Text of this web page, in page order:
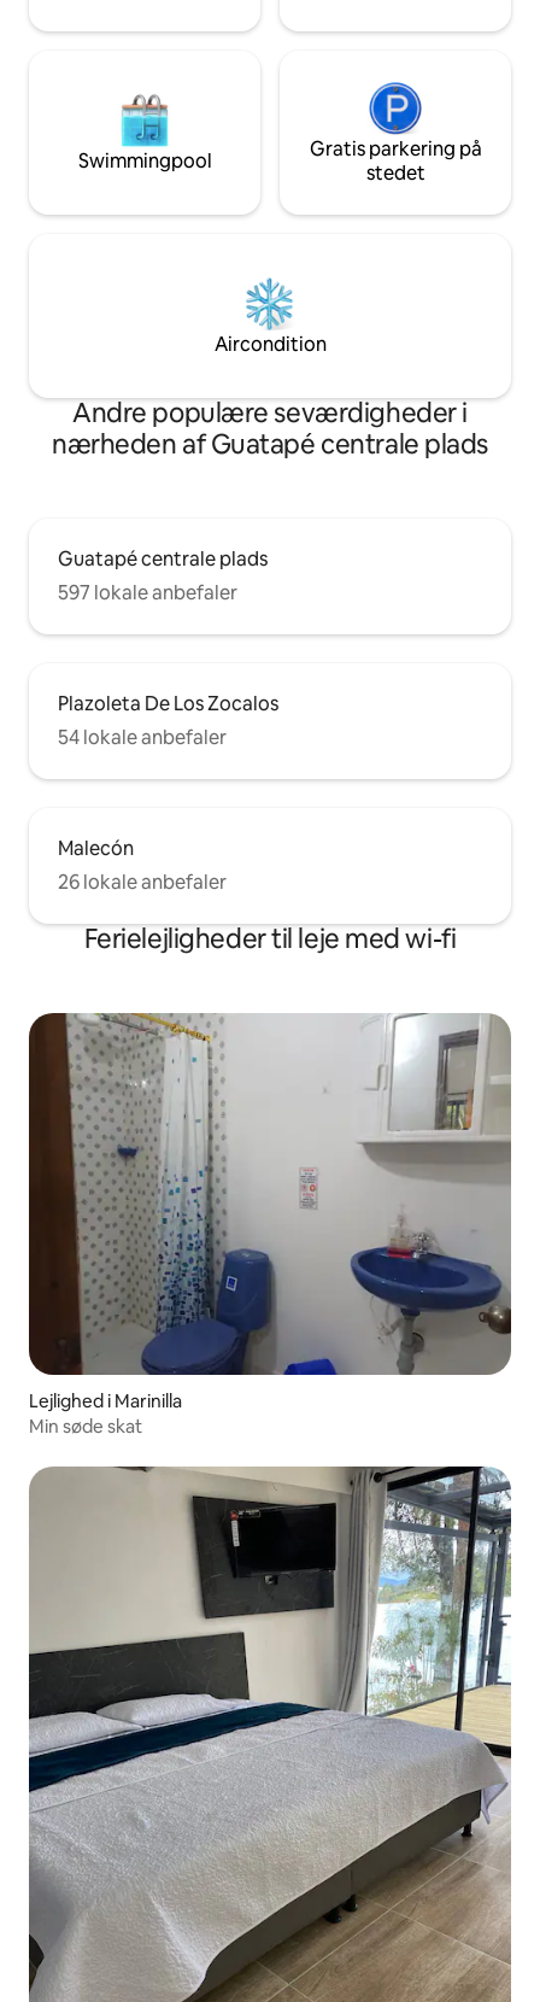
Swimmingpool
Gratis parkering på
stedet
Aircondition
Andre populære seværdigheder i
nærheden af Guatapé centrale plads
Guatapé centrale plads
597 lokale anbefaler
Plazoleta De Los Zocalos
54 lokale anbefaler
Malecón
26 lokale anbefaler
Ferielejligheder til leje med wi-fi
Lejlighed i Marinilla
Min søde skat